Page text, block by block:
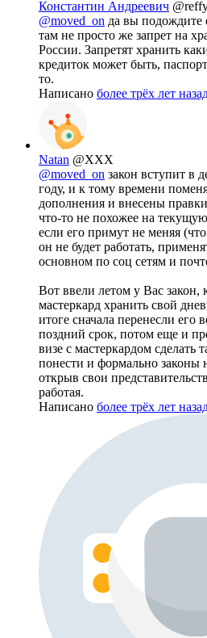
Константин Андреевич
@moved_on да вы подождите
там не просто же запрет на
России. Запретят хранить
кредиток может быть,
то.
Написано более трёх лет
Natan @XXX
@moved_on закон вступит в
году, и к тому времени
дополнения и внесены
что-то не похожее на
если его примут не меняя
он не будет работать,
основном по соц сетям и
Вот ввели летом у Вас закон,
мастеркард хранить свой
итоге сначала перенесли его
поздний срок, потом еще и
визе с мастеркардом сделать
понести и формально законы
открыв свои
работая.
Написано более трёх лет